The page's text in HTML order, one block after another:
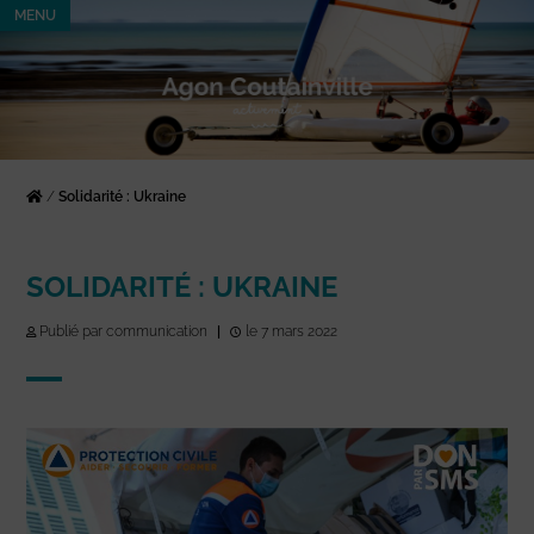
MENU
/Solidarité : Ukraine
SOLIDARITÉ : UKRAINE
Publié par communication le 7 mars 2022